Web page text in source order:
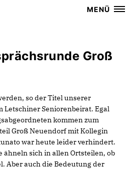
MENÜ
Groß
so der Titel unserer
Letschiner Seniorenbeirat. Egal
kommen zum
Groß Neuendorf mit Kollegin
war heute leider verhindert.
ähneln sich in allen Ortsteilen, ob
Aber auch die Bedeutung der